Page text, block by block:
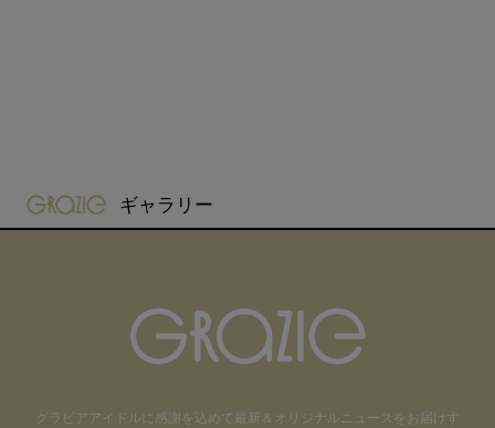
gravure-grazie
ギャラリー
グラビアアイドルに感謝を込めて 最新＆オリジナルニュースをお届けす